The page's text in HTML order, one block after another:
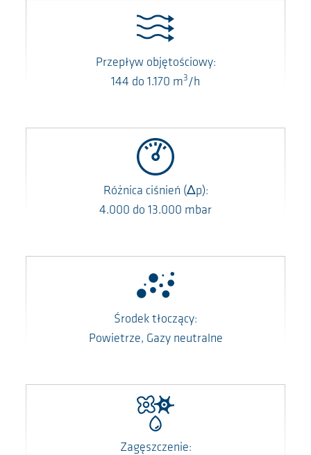
Przepływ objętościowy:
144 do 1.170 m3/h
Różnica ciśnień (Δp):
4.000 do 13.000 mbar
Środek tłoczący:
Powietrze, Gazy neutralne
Zagęszczenie: